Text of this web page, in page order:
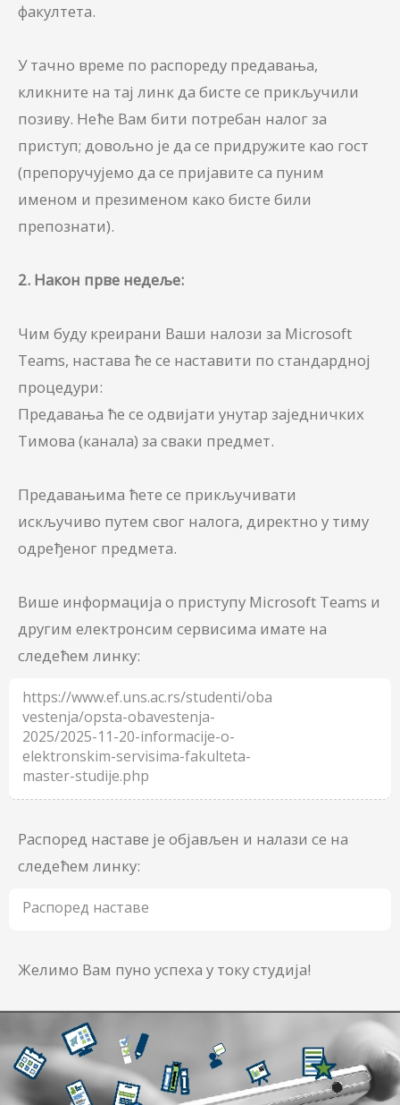
факултета.
У тачно време по распореду предавања,
кликните на тај линк да бисте се прикључили
позиву. Неће Вам бити потребан налог за
приступ; довољно је да се придружите као гост
(препоручујемо да се пријавите са пуним
именом и презименом како бисте били
препознати).
2. Након прве недеље:
Чим буду креирани Ваши налози за Microsoft
Teams, настава ће се наставити по стандардној
процедури:
Предавања ће се одвијати унутар заједничких
Тимова (канала) за сваки предмет.
Предавањима ћете се прикључивати
искључиво путем свог налога, директно у тиму
одређеног предмета.
Више информација о приступу Microsoft Teams и
другим електронсим сервисима имате на
следећем линку:
https://www.ef.uns.ac.rs/studenti/oba
vestenja/opsta-obavestenja-
2025/2025-11-20-informacije-o-
elektronskim-servisima-fakulteta-
master-studije.php
Распоред наставе је објављен и налази се на
следећем линку:
Распоред наставе
Желимо Вам пуно успеха у току студија!